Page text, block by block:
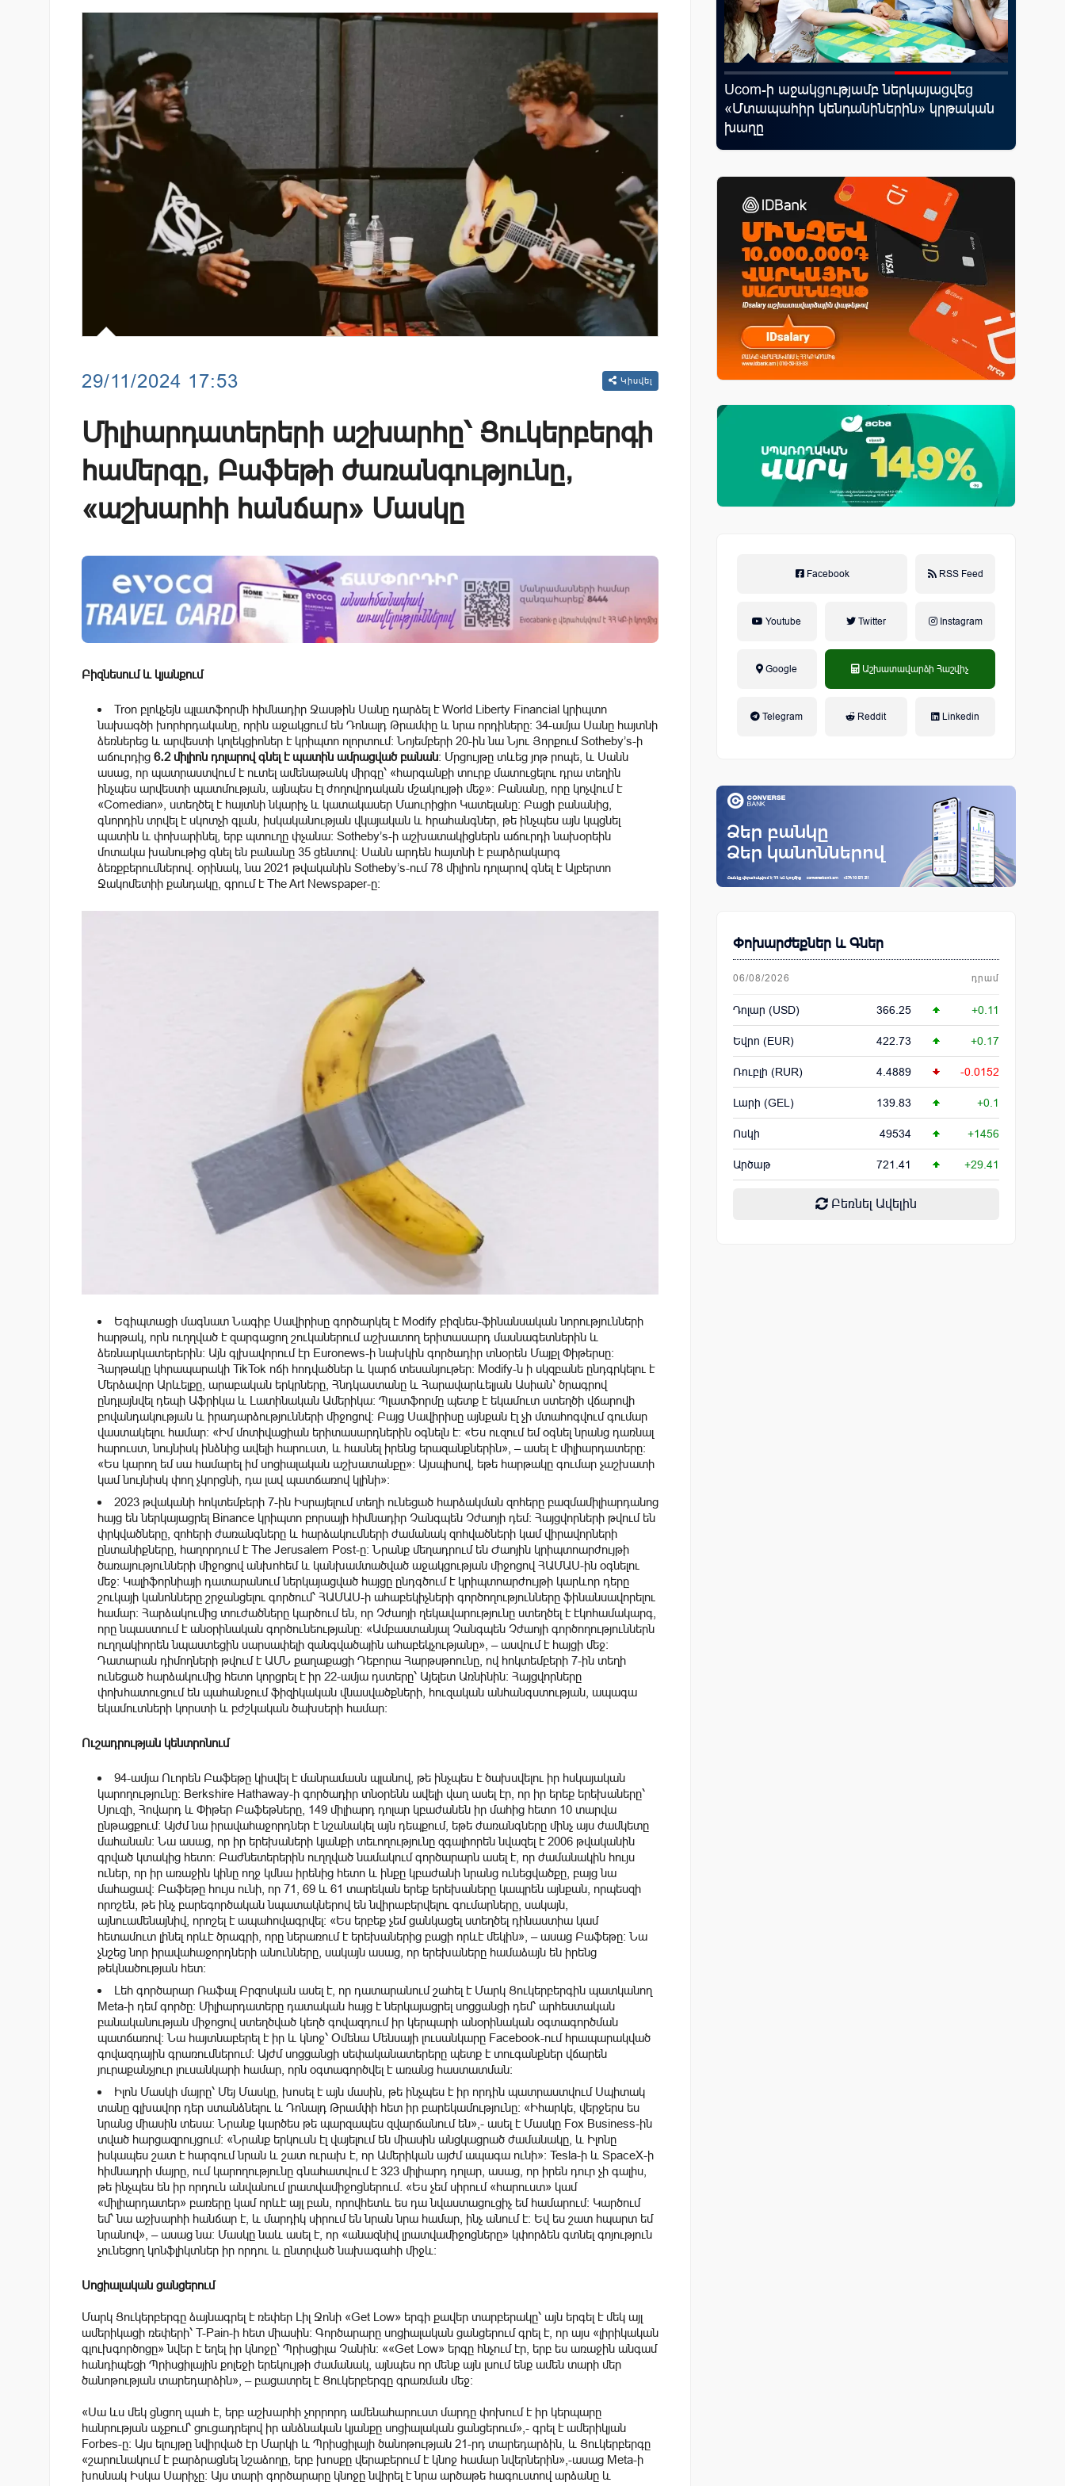
29/11/2024 17:53 Կիսվել
Միլիարդատերերի աշխարհը՝ Ցուկերբերգի
համերգը, Բաֆեթի ժառանգությունը,
«աշխարհի հանճար» Մասկը
Բիզնեսում և կյանքում
Tron բլոկչեյն պլատֆորմի հիմնադիր Ջասթին Սանը դարձել է World Liberty Financial կրիպտո
նախագծի խորհրդականը, որին աջակցում են Դոնալդ Թրամփը և նրա որդիները։ 34-ամյա Սանը հայտնի
ձեռներեց և արվեստի կոլեկցիոներ է կրիպտո ոլորտում: Նոյեմբերի 20-ին նա Նյու Յորքում Sotheby’s-ի
աճուրդից 6․2 միլիոն դոլարով գնել է պատին ամրացված բանան: Մրցույթը տևեց յոթ րոպե, և Սանն
ասաց, որ պատրաստվում է ուտել ամենաթանկ միրգը՝ «հարգանքի տուրք մատուցելու դրա տեղին
ինչպես արվեստի պատմության, այնպես էլ ժողովրդական մշակույթի մեջ»: Բանանը, որը կոչվում է
«Comedian», ստեղծել է հայտնի նկարիչ և կատակասեր Մաուրիցիո Կատելանը։ Բացի բանանից,
գնորդին տրվել է սկոտչի գլան , իսկականության վկայական և հրահանգներ, թե ինչպես այն կպցնել
պատին և փոխարինել, երբ պտուղը փչանա: Sotheby’s-ի աշխատակիցներն աճուրդի նախօրեին
մոտակա խանութից գնել են բանանը 35 ցենտով։ Սանն արդեն հայտնի է բարձրակարգ
ձեռքբերումներով. օրինակ, նա 2021 թվականին Sotheby’s-ում 78 միլիոն դոլարով գնել է Ալբերտո
Ջակոմետիի քանդակը, գրում է The Art Newspaper-ը։
Եգիպտացի մագնատ Նագիբ Սավիրիսը գործարկել է Modify բիզնես-ֆինանսական նորությունների
հարթակ, որն ուղղված է զարգացող շուկաներում աշխատող երիտասարդ մասնագետներին և
ձեռնարկատերերին: Այն գլխավորում էր Euronews-ի նախկին գործադիր տնօրեն Մայքլ Փիթերսը:
Հարթակը կհրապարակի TikTok ոճի հոդվածներ և կարճ տեսանյութեր։ Modify-ն ի սկզբանե ընդգրկելու է
Մերձավոր Արևելքը, արաբական երկրները, Հնդկաստանը և Հարավարևելյան Ասիան՝ ծրագրով
ընդլայնվել դեպի Աֆրիկա և Լատինական Ամերիկա: Պլատֆորմը պետք է եկամուտ ստեղծի վճարովի
բովանդակության և իրադարձությունների միջոցով: Բայց Սավիրիսը այնքան էլ չի մտահոգվում գումար
վաստակելու համար: «Իմ մոտիվացիան երիտասարդներին օգնելն է։ «Ես ուզում եմ օգնել նրանց դառնալ
հարուստ, նույնիսկ ինձնից ավելի հարուստ, և հասնել իրենց երազանքներին», – ասել է միլիարդատերը:
«Ես կարող եմ սա համարել իմ սոցիալական աշխատանքը»: Այսպիսով, եթե հարթակը գումար չաշխատի
կամ նույնիսկ փող չկորցնի, դա լավ պատճառով կլինի»:
2023 թվականի հոկտեմբերի 7-ին Իսրայելում տեղի ունեցած հարձակման զոհերը բազմամիլիարդանոց
հայց են ներկայացրել Binance կրիպտո բորսայի հիմնադիր Չանգպեն Չժաոյի դեմ։ Հայցվորների թվում են
փրկվածները, զոհերի ժառանգները և հարձակումների ժամանակ զոհվածների կամ վիրավորների
ընտանիքները, հաղորդում է The Jerusalem Post-ը: Նրանք մեղադրում են Ժաոյին կրիպտոարժույթի
ծառայությունների միջոցով անխոհեմ և կանխամտածված աջակցության միջոցով ՀԱՄԱՍ-ին օգնելու
մեջ: Կալիֆորնիայի դատարանում ներկայացված հայցը ընդգծում է կրիպտոարժույթի կարևոր դերը
շուկայի կանոնները շրջանցելու գործում՝ ՀԱՄԱՍ-ի ահաբեկիչների գործողությունները ֆինանսավորելու
համար: Հարձակումից տուժածները կարծում են, որ Չժաոյի ղեկավարությունը ստեղծել է էկոհամակարգ,
որը նպաստում է անօրինական գործունեությանը: «Ամբաստանյալ Չանգպեն Չժաոյի գործողություններն
ուղղակիորեն նպաստեցին սարսափելի զանգվածային ահաբեկչությանը», – ասվում է հայցի մեջ:
Դատարան դիմողների թվում է ԱՄՆ քաղաքացի Դեբորա Հարթսթոունը, ով հոկտեմբերի 7-ին տեղի
ունեցած հարձակումից հետո կորցրել է իր 22-ամյա դստերը՝ Այելետ Առնինին։ Հայցվորները
փոխհատուցում են պահանջում ֆիզիկական վնասվածքների, հուզական անհանգստության, ապագա
եկամուտների կորստի և բժշկական ծախսերի համար:
Ուշադրության կենտրոնում
94-ամյա Ուորեն Բաֆեթը կիսվել է մանրամասն պլանով, թե ինչպես է ծախսվելու իր հսկայական
կարողությունը: Berkshire Hathaway-ի գործադիր տնօրենն ավելի վաղ ասել էր, որ իր երեք երեխաները՝
Սյուզի, Հովարդ և Փիթեր Բաֆեթները, 149 միլիարդ դոլար կբաժանեն իր մահից հետո 10 տարվա
ընթացքում: Այժմ նա իրավահաջորդներ է նշանակել այն դեպքում, եթե ժառանգները մինչ այս ժամկետը
մահանան։ Նա ասաց, որ իր երեխաների կյանքի տեւողությունը զգալիորեն նվազել է 2006 թվականին
գրված կտակից հետո: Բաժնետերերին ուղղված նամակում գործարարն ասել է, որ ժամանակին հույս
ուներ, որ իր առաջին կինը ողջ կմնա իրենից հետո և ինքը կբաժանի նրանց ունեցվածքը, բայց նա
մահացավ։ Բաֆեթը հույս ունի , որ 71 , 69 և 61 տարեկան երեք երեխաները կապրեն այնքան, որպեսզի
որոշեն , թե ինչ բարեգործական նպատակներով են նվիրաբերվելու գումարները , սակայն,
այնուամենայնիվ, որոշել է ապահովագրվել: «Ես երբեք չեմ ցանկացել ստեղծել դինաստիա կամ
հետամուտ լինել որևէ ծրագրի, որը ներառում է երեխաներից բացի որևէ մեկին», – ասաց Բաֆեթը: Նա
չնշեց նոր իրավահաջորդների անունները, սակայն ասաց, որ երեխաները համաձայն են իրենց
թեկնածության հետ։
Լեհ գործարար Ռաֆալ Բրզոսկան ասել է, որ դատարանում շահել է Մարկ Ցուկերբերգին պատկանող
Meta-ի դեմ գործը: Միլիարդատերը դատական ​​հայց է ներկայացրել սոցցանցի դեմ՝ արհեստական ​​
բանականության միջոցով ստեղծված կեղծ գովազդում իր կերպարի անօրինական օգտագործման
պատճառով։ Նա հայտնաբերել է իր և կնոջ՝ Օմենա Մենսայի լուսանկարը Facebook-ում հրապարակված
գովազդային գրառումներում։ Այժմ սոցցանցի սեփականատերերը պետք է տուգանքներ վճարեն
յուրաքանչյուր լուսանկարի համար, որն օգտագործվել է առանց հաստատման։
Իլոն Մասկի մայրը՝ Մեյ Մասկը, խոսել է այն մասին, թե ինչպես է իր որդին պատրաստվում Սպիտակ
տանը գլխավոր դեր ստանձնելու և Դոնալդ Թրամփի հետ իր բարեկամությունը: «Իհարկե, վերջերս ես
նրանց միասին տեսա։ Նրանք կարծես թե պարզապես զվարճանում են»,- ասել է Մասկը Fox Business-ին
տված հարցազրույցում։ «Նրանք երկուսն էլ վայելում են միասին անցկացրած ժամանակը, և Իլոնը
իսկապես շատ է հարգում նրան և շատ ուրախ է, որ Ամերիկան ​​այժմ ապագա ունի»: Tesla-ի և SpaceX-ի
հիմնադրի մայրը, ում կարողությունը գնահատվում է 323 միլիարդ դոլար, ասաց, որ իրեն դուր չի գալիս,
թե ինչպես են իր որդուն անվանում լրատվամիջոցներում. «Ես չեմ սիրում «հարուստ» կամ
«միլիարդատեր» բառերը կամ որևէ այլ բան, որովհետև ես դա նվաստացուցիչ եմ համարում: Կարծում
եմ՝ նա աշխարհի հանճար է, և մարդիկ սիրում են նրան նրա համար, ինչ անում է։ Եվ ես շատ հպարտ եմ
նրանով», – ասաց նա: Մասկը նաև ասել է, որ «անազնիվ լրատվամիջոցները» կփորձեն գտնել գոյություն
չունեցող կոնֆլիկտներ իր որդու և ընտրված նախագահի միջև։
Սոցիալական ցանցերում
Մարկ Ցուկերբերգը ձայնագրել է ռեփեր Լիլ Ջոնի «Get Low» երգի քավեր տարբերակը՝ այն երգել է մեկ այլ
ամերիկացի ռեփերի՝ T-Pain-ի հետ միասին։ Գործարարը սոցիալական ցանցերում գրել է, որ այս «լիրիկական
գլուխգործոցը» նվեր է եղել իր կնոջը՝ Պրիսցիլա Չանին։ ««Get Low» երգը հնչում էր, երբ ես առաջին անգամ
հանդիպեցի Պրիսցիլային քոլեջի երեկույթի ժամանակ, այնպես որ մենք այն լսում ենք ամեն տարի մեր
ծանոթության տարեդարձին», – բացատրել է Ցուկերբերգը գրառման մեջ:
«Սա ևս մեկ ցնցող պահ է, երբ աշխարհի չորրորդ ամենահարուստ մարդը փոխում է իր կերպարը
հանրության աչքում՝ ցուցադրելով իր անձնական կյանքը սոցիալական ցանցերում»,- գրել է ամերիկյան
Forbes-ը։ Այս ելույթը նվիրված էր Մարկի և Պրիսցիլայի ծանոթության 21-րդ տարեդարձին, և Ցուկերբերգը
«շարունակում է բարձրացնել նշաձողը, երբ խոսքը վերաբերում է կնոջ համար նվերներին»,-ասաց Meta-ի
խոսնակ Իսկա Սարիչը: Այս տարի գործարարը կնոջը նվիրել է նրա արծաթե հագուստով արձանը և
է նոր Mastercard
և հատուկ արշավով
Կոնվերս Բանկը և Visa-ն ընդլայնում են
ռազմավարական համագործակցությունը՝
նոր հաճախորդակենտրոն լուծումների
զարգացման նպատակով
Moody’s-ը IDBank-ի վարկանիշային
հեռանկարը փոխել է դրականի
Ucom-ի աջակցությամբ ներկայացվեց
«Մտապահիր կենդանիներին» կրթական
խաղը
Facebook RSS Feed
Youtube Twitter Instagram
Google Աշխատավարձի Հաշվիչ
Telegram Reddit Linkedin
Փոխարժեքներ և Գներ
06/08/2026 դրամ
Դոլար (USD) 366.25 +0.11
Եվրո (EUR) 422.73 +0.17
Ռուբլի (RUR) 4.4889 -0.0152
Լարի (GEL) 139.83 +0.1
Ոսկի 49534 +1456
Արծաթ 721.41 +29.41
Բեռնել Ավելին